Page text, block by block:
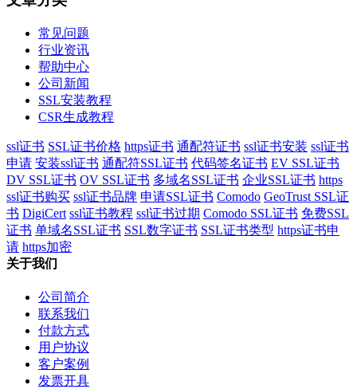
常见问题
行业资讯
帮助中心
公司新闻
SSL安装教程
CSR生成教程
ssl证书 SSL证书价格 https证书 通配符证书 ssl证书安装 ssl证书
申请 安装ssl证书 通配符SSL证书 代码签名证书 EV SSL证书
DV SSL证书 OV SSL证书 多域名SSL证书 企业SSL证书 https
ssl证书购买 ssl证书品牌 申请SSL证书 Comodo GeoTrust SSL证
书 DigiCert ssl证书教程 ssl证书过期 Comodo SSL证书 免费SSL
证书 单域名SSL证书 SSL数字证书 SSL证书类型 https证书申
请 https加密
关于我们
公司简介
联系我们
付款方式
用户协议
客户案例
发票开具